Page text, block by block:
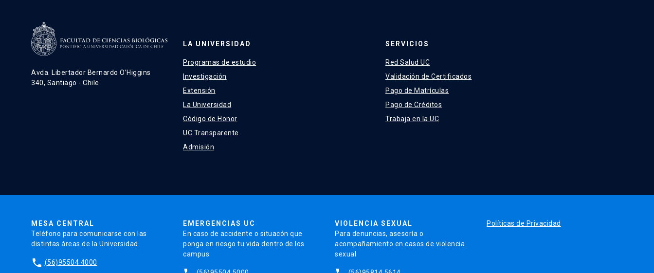
Avda. Libertador Bernardo O’Higgins
340, Santiago - Chile
LA UNIVERSIDAD
Programas de estudio
Investigación
Extensión
La Universidad
Código de Honor
UC Transparente
Admisión
SERVICIOS
Red Salud UC
Validación de Certificados
Pago de Matrículas
Pago de Créditos
Trabaja en la UC
MESA CENTRAL
Teléfono para comunicarse con las
distintas áreas de la Universidad.
phone (56)95504 4000
EMERGENCIAS UC
En caso de accidente o situacón que
ponga en riesgo tu vida dentro de los
campus
VIOLENCIA SEXUAL
Para denuncias, asesoría o
acompañamiento en casos de violencia
sexual
Políticas de Privacidad